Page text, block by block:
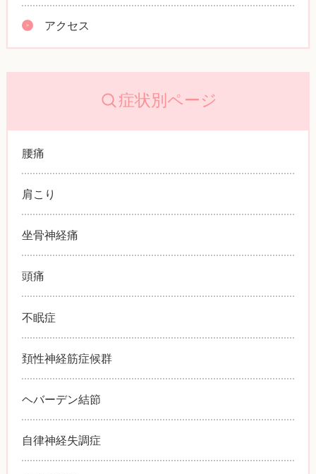
アクセス
症状別ページ
腰痛
肩こり
坐骨神経痛
頭痛
不眠症
頚性神経筋症候群
ヘバーデン結節
自律神経失調症